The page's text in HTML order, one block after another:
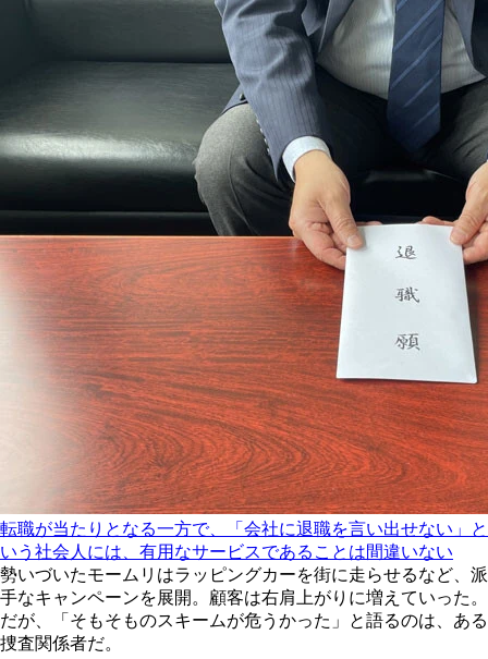
転職が当たりとなる一方で、「会社に退職を言い出せない」と
いう社会人には、有用なサービスであることは間違いない
勢いづいたモームリはラッピングカーを街に走らせるなど、派
手なキャンペーンを展開。顧客は右肩上がりに増えていった。
だが、「そもそものスキームが危うかった」と語るのは、ある
捜査関係者だ。